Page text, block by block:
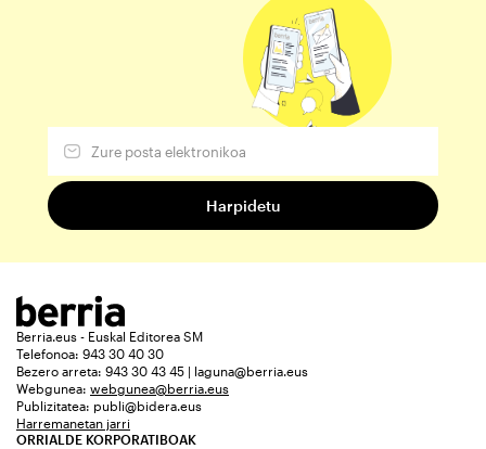
Berria.eus - Euskal Editorea SM
Telefonoa: 943 30 40 30
Bezero arreta: 943 30 43 45 | laguna@berria.eus
Webgunea: webgunea@berria.eus
Publizitatea: publi@bidera.eus
Harremanetan jarri
ORRIALDE KORPORATIBOAK